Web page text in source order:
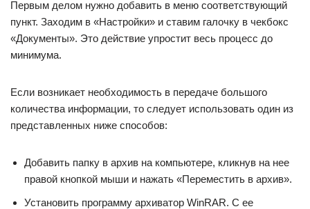
Первым делом нужно добавить в меню соответствующий
пункт. Заходим в «Настройки» и ставим галочку в чекбокс
«Документы». Это действие упростит весь процесс до
минимума.
Если возникает необходимость в передаче большого
количества информации, то следует использовать один из
представленных ниже способов:
Добавить папку в архив на компьютере, кликнув на нее
правой кнопкой мыши и нажать «Переместить в архив».
Установить программу архиватор WinRAR. С ее